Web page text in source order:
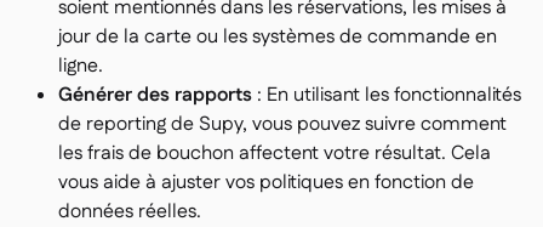
soient mentionnés dans les réservations, les mises à
jour de la carte ou les systèmes de commande en
ligne.
Générer des rapports : En utilisant les fonctionnalités
de reporting de Supy, vous pouvez suivre comment
les frais de bouchon affectent votre résultat. Cela
vous aide à ajuster vos politiques en fonction de
données réelles.